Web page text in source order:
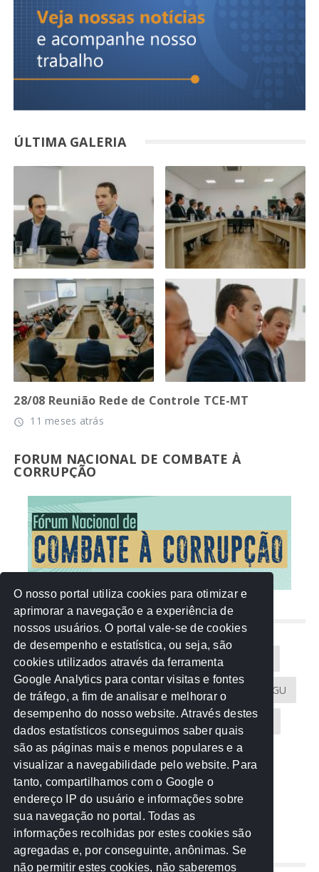
ÚLTIMA GALERIA
28/08 Reunião Rede de Controle TCE-MT
access_time 11 meses atrás
FORUM NACIONAL DE COMBATE À
CORRUPÇÃO
NUVEM DE TAGS
Acontece na Rede AGU AMM
Atricon Audicom CAU-MT CGU
CREA-MT Eventos MPC-MT MPE-MT
MPF Notícias PF PGE-MT PGR
Receita Federal Sem categoria
TCE-MT TCU TRE
REDE NOS ESTADOS
O nosso portal utiliza cookies para otimizar e
aprimorar a navegação e a experiência de
nossos usuários. O portal vale-se de cookies
de desempenho e estatística, ou seja, são
cookies utilizados através da ferramenta
Google Analytics para contar visitas e fontes
de tráfego, a fim de analisar e melhorar o
desempenho do nosso website. Através destes
dados estatísticos conseguimos saber quais
são as páginas mais e menos populares e a
visualizar a navegabilidade pelo website. Para
tanto, compartilhamos com o Google o
endereço IP do usuário e informações sobre
sua navegação no portal. Todas as
informações recolhidas por estes cookies são
agregadas e, por conseguinte, anônimas. Se
não permitir estes cookies, não saberemos